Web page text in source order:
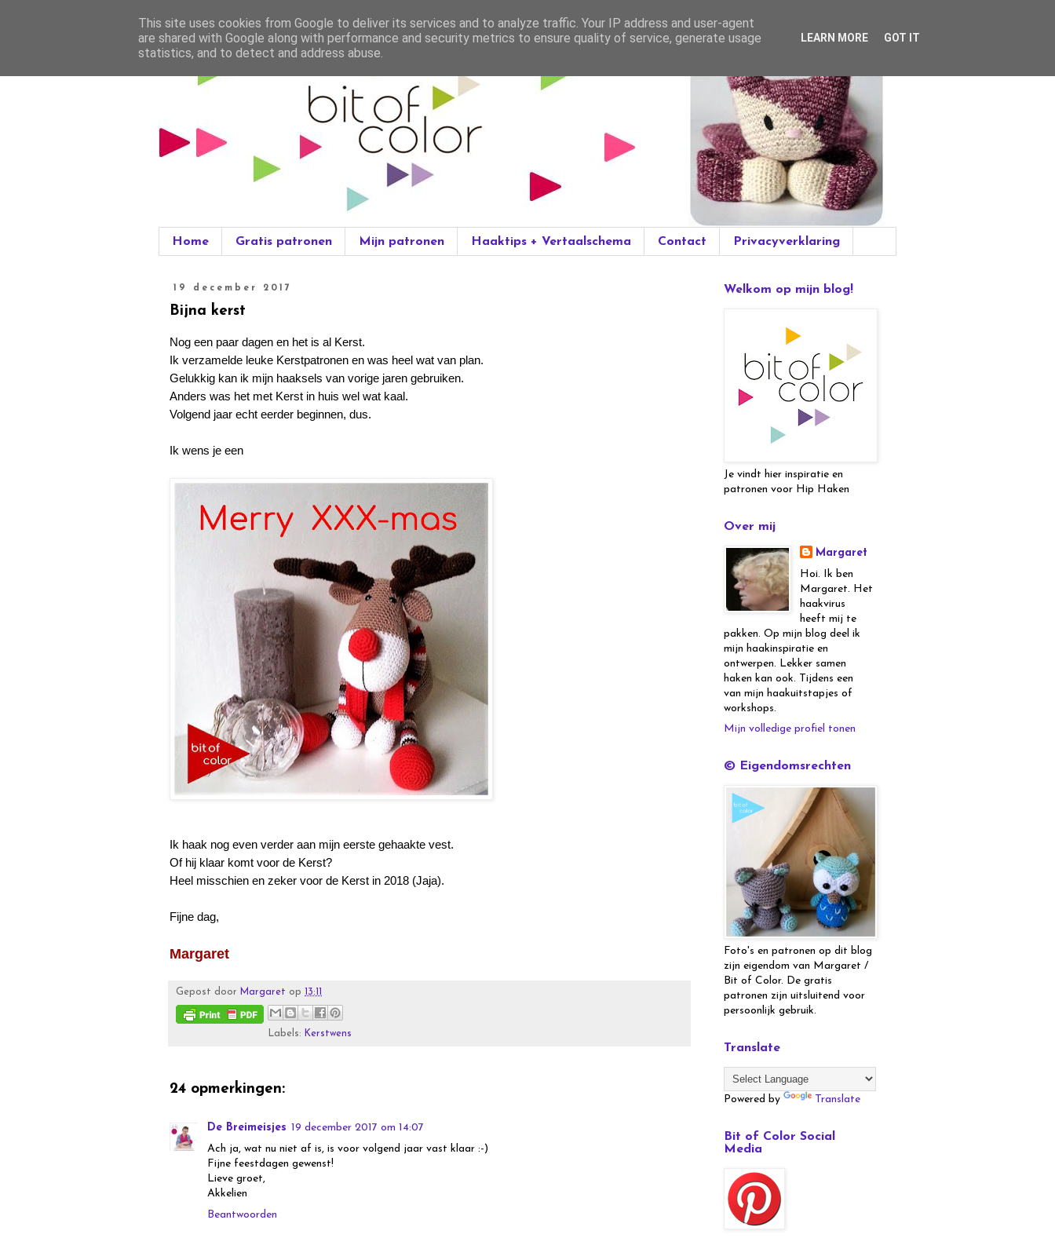
Home Gratis patronen Mijn patronen Haaktips + Vertaalschema Contact Privacyverklaring
19 december 2017
Bijna kerst
Nog een paar dagen en het is al Kerst.
Ik verzamelde leuke Kerstpatronen en was heel wat van plan.
Gelukkig kan ik mijn haaksels van vorige jaren gebruiken.
Anders was het met Kerst in huis wel wat kaal.
Volgend jaar echt eerder beginnen, dus.
Ik wens je een
Ik haak nog even verder aan mijn eerste gehaakte vest.
Of hij klaar komt voor de Kerst?
Heel misschien en zeker voor de Kerst in 2018 (Jaja).
Fijne dag,
Margaret
Gepost door Margaret op 13:11
Labels: Kerstwens
24 opmerkingen:
De Breimeisjes 19 december 2017 om 14:07
Ach ja, wat nu niet af is, is voor volgend jaar vast klaar :-)
Fijne feestdagen gewenst!
Lieve groet,
Akkelien
Beantwoorden
Welkom op mijn blog!
Je vindt hier inspiratie en
patronen voor Hip Haken
Over mij
Margaret
Hoi. Ik ben
Margaret. Het
haakvirus
heeft mij te
pakken. Op mijn blog deel ik
mijn haakinspiratie en
ontwerpen. Lekker samen
haken kan ook. Tijdens een
van mijn haakuitstapjes of
workshops.
Mijn volledige profiel tonen
© Eigendomsrechten
Foto's en patronen op dit blog
zijn eigendom van Margaret /
Bit of Color. De gratis
patronen zijn uitsluitend voor
persoonlijk gebruik.
Translate
Powered by Translate
Bit of Color Social
Media
This site uses cookies from Google to deliver its services and to analyze traffic. Your IP address and user-agent
are shared with Google along with performance and security metrics to ensure quality of service, generate usage
statistics, and to detect and address abuse.
LEARN MORE GOT IT